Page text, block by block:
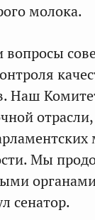
молока.
Наш
отрасли,
Мы
сенатор.